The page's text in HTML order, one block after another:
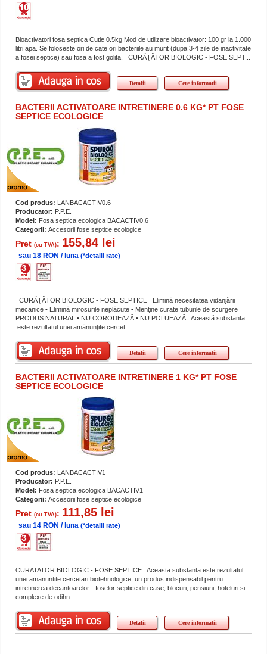
Bioactivatori fosa septica Cutie 0.5kg Mod de utilizare bioactivator: 100 gr la 1.000
litri apa. Se foloseste ori de cate ori bacteriile au murit (dupa 3-4 zile de inactivitate
a fosei septice) sau fosa a fost golita. CURĂŢĂTOR BIOLOGIC - FOSE SEPT...
Detalii Cere informatii
BACTERII ACTIVATOARE INTRETINERE 0.6 KG* PT FOSE
SEPTICE ECOLOGICE
Cod produs: LANBACACTIV0.6
Producator: P.P.E.
Model: Fosa septica ecologica BACACTIV0.6
Categorii: Accesorii fose septice ecologice
Pret (cu TVA): 155,84 lei
sau 18 RON / luna (*detalii rate)
CURĂŢĂTOR BIOLOGIC - FOSE SEPTICE Elimină necesitatea vidanjării
mecanice • Elimină mirosurile neplăcute • Menţine curate tuburile de scurgere
PRODUS NATURAL • NU CORODEAZĂ • NU POLUEAZĂ Această substanta
este rezultatul unei amănunţite cercet...
Detalii Cere informatii
BACTERII ACTIVATOARE INTRETINERE 1 KG* PT FOSE
SEPTICE ECOLOGICE
Cod produs: LANBACACTIV1
Producator: P.P.E.
Model: Fosa septica ecologica BACACTIV1
Categorii: Accesorii fose septice ecologice
Pret (cu TVA): 111,85 lei
sau 14 RON / luna (*detalii rate)
CURATATOR BIOLOGIC - FOSE SEPTICE Aceasta substanta este rezultatul
unei amanuntite cercetari biotehnologice, un produs indispensabil pentru
intretinerea decantoarelor - foselor septice din case, blocuri, pensiuni, hoteluri si
complexe de odihn...
Detalii Cere informatii